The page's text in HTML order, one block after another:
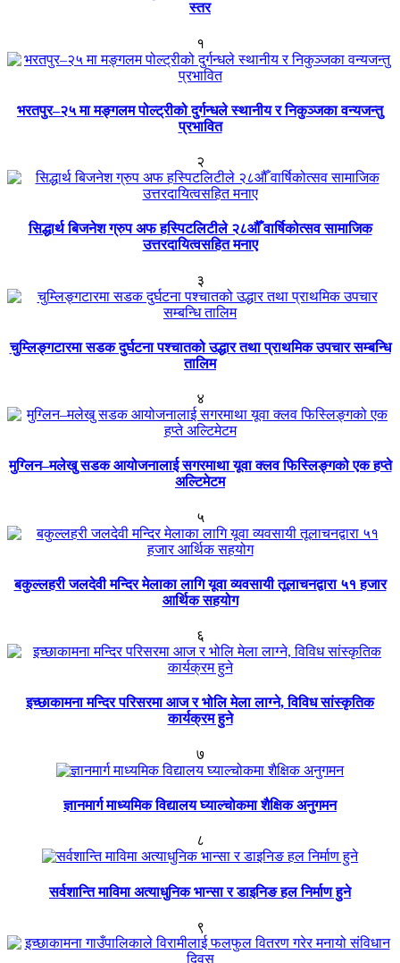
स्तर
१
भरतपुर–२५ मा मङ्गलम पोल्ट्रीको दुर्गन्धले स्थानीय र निकुञ्जका वन्यजन्तु
प्रभावित
२
सिद्धार्थ बिजनेश ग्रुप अफ हस्पिटलिटीले २८औँ वार्षिकोत्सव सामाजिक
उत्तरदायित्वसहित मनाए
३
चुम्लिङ्गटारमा सडक दुर्घटना पश्चातको उद्धार तथा प्राथमिक उपचार सम्बन्धि
तालिम
४
मुग्लिन–मलेखु सडक आयोजनालाई सगरमाथा यूवा क्लव फिस्लिङ्गको एक हप्ते
अल्टिमेटम
५
बकुल्लहरी जलदेवी मन्दिर मेलाका लागि यूवा व्यवसायी तूलाचनद्वारा ५१ हजार
आर्थिक सहयोग
६
इच्छाकामना मन्दिर परिसरमा आज र भोलि मेला लाग्ने, विविध सांस्कृतिक
कार्यक्रम हुने
७
ज्ञानमार्ग माध्यमिक विद्यालय घ्याल्चोकमा शैक्षिक अनुगमन
८
सर्वशान्ति माविमा अत्याधुनिक भान्सा र डाइनिङ हल निर्माण हुने
९